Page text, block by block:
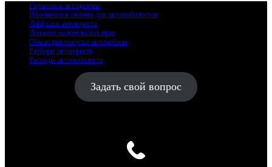
Гарантия и автодилеры
Изменения в законах для автомобилистов
Лайфхаки автоюриста
Лишение водительских прав
Обман при покупке автомобиля
Разборы автоюриста
Расходы автомобилиста
Задать свой вопрос